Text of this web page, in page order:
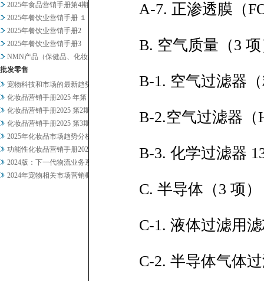
2025年食品营销手册第4期
2025年餐饮业营销手册 １
2025年餐饮业营销手册2
2025年餐饮业营销手册3
NMN产品（保健品、化妆品）及...
批发零售
宠物科技和市场的最新趋势正在发...
化妆品营销手册2025 年第 ...
化妆品营销手册2025 第2期
化妆品营销手册2025 第3期
2025年化妆品市场趋势分析概...
功能性化妆品营销手册2024-...
2024版：下一代物流业务系统...
2024年宠物相关市场营销概况
A-7. 正渗透膜（
B. 空气质量（3
B-1. 空气过滤器
B-2.空气过滤器（
B-3. 化学过滤器
C. 半导体（3 项）
C-1. 液体过滤用
C-2. 半导体气体